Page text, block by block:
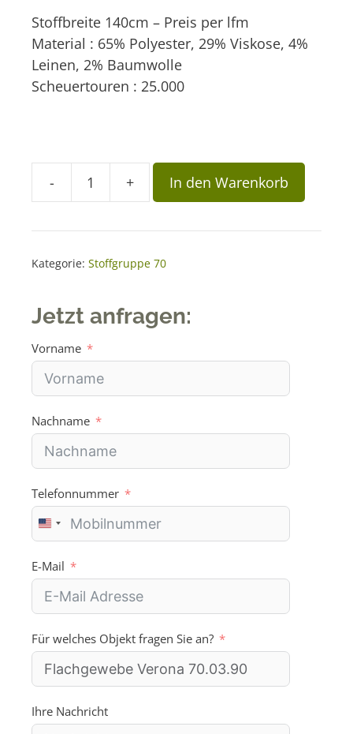
Stoffbreite 140cm – Preis per lfm
Material : 65% Polyester, 29% Viskose, 4%
Leinen, 2% Baumwolle
Scheuertouren : 25.000
-
Flachgewebe
70.03.90
Menge
+ In den Warenkorb
e
r
t
i
v
Kategorie: Stoffgruppe 70
Jetzt anfragen:
Vorname
Nachname
Telefonnummer
U
n
i
t
e
d
t
t
s
+
E-Mail
Für welches Objekt fragen Sie an?
Ihre Nachricht